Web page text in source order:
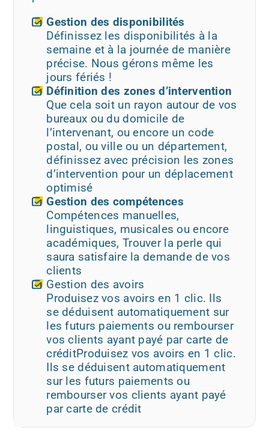
Gestion des disponibilités
Définissez les disponibilités à la
semaine et à la journée de manière
précise. Nous gérons même les
jours fériés !
Définition des zones d’intervention
Que cela soit un rayon autour de vos
bureaux ou du domicile de
l’intervenant, ou encore un code
postal, ou ville ou un département,
définissez avec précision les zones
d’intervention pour un déplacement
optimisé
Gestion des compétences
Compétences manuelles,
linguistiques, musicales ou encore
académiques, Trouver la perle qui
saura satisfaire la demande de vos
clients
Gestion des avoirs
Produisez vos avoirs en 1 clic. Ils
se déduisent automatiquement sur
les futurs paiements ou rembourser
vos clients ayant payé par carte de
créditProduisez vos avoirs en 1 clic.
Ils se déduisent automatiquement
sur les futurs paiements ou
rembourser vos clients ayant payé
par carte de crédit